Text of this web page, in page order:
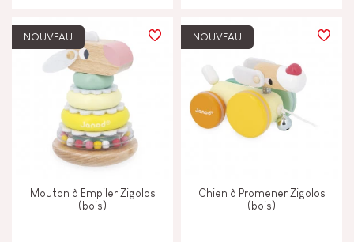
NOUVEAU
Mouton à Empiler Zigolos
(bois)
NOUVEAU
Chien à Promener Zigolos
(bois)